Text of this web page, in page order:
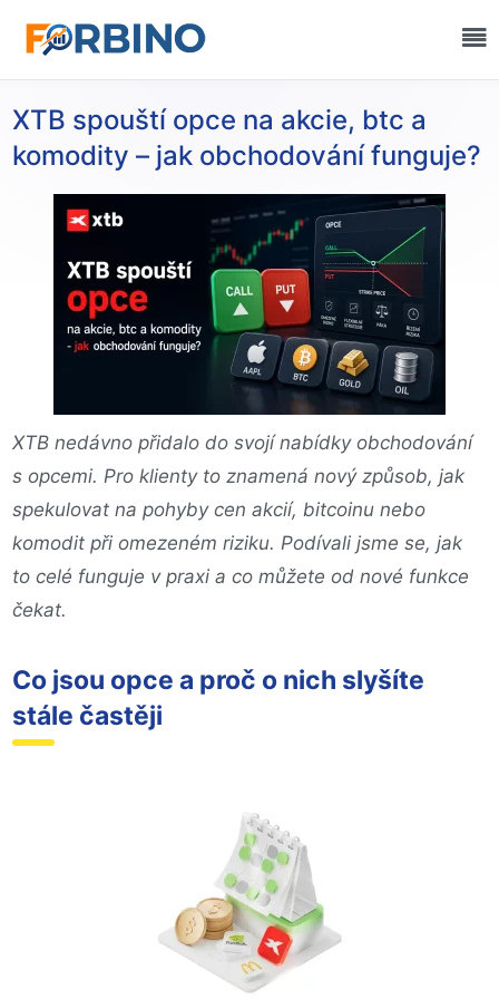
XTB spouští opce na akcie, btc a
komodity – jak obchodování funguje?
XTB nedávno přidalo do svojí nabídky obchodování
s opcemi. Pro klienty to znamená nový způsob, jak
spekulovat na pohyby cen akcií, bitcoinu nebo
komodit při omezeném riziku. Podívali jsme se, jak
to celé funguje v praxi a co můžete od nové funkce
čekat.
Co jsou opce a proč o nich slyšíte
stále častěji